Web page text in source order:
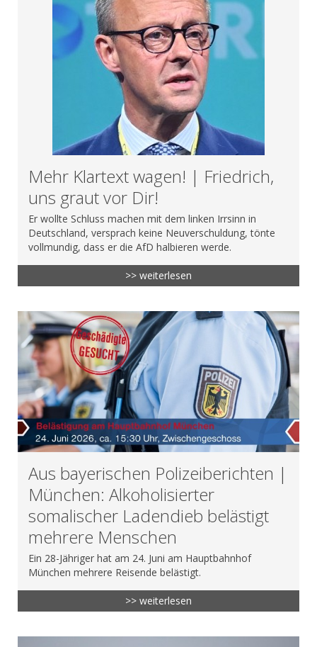
Mehr Klartext wagen! | Friedrich,
uns graut vor Dir!
Er wollte Schluss machen mit dem linken Irrsinn in
Deutschland, versprach keine Neuverschuldung, tönte
vollmundig, dass er die AfD halbieren werde.
>> weiterlesen
Aus bayerischen Polizeiberichten |
München: Alkoholisierter
somalischer Ladendieb belästigt
mehrere Menschen
Ein 28-Jähriger hat am 24. Juni am Hauptbahnhof
München mehrere Reisende belästigt.
>> weiterlesen